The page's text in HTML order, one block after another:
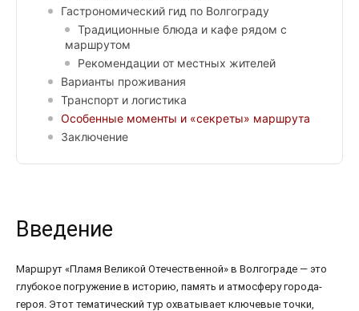
Гастрономический гид по Волгограду
Традиционные блюда и кафе рядом с
маршрутом
Рекомендации от местных жителей
Варианты проживания
Транспорт и логистика
Особенные моменты и «секреты» маршрута
Заключение
Введение
Маршрут «Пламя Великой Отечественной» в Волгограде — это
глубокое погружение в историю, память и атмосферу города-
героя. Этот тематический тур охватывает ключевые точки,